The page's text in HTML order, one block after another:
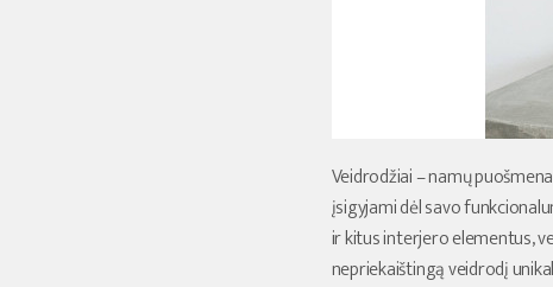
Veidrodžiai – namų
įsigyjami dėl savo
ir kitus interjero elementus,
nepriekaištingą veidrodį